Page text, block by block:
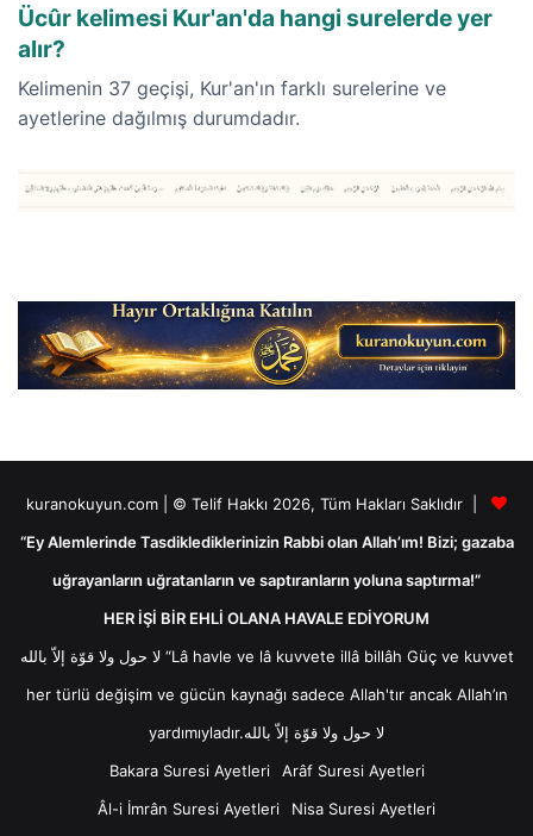
Ücûr kelimesi Kur'an'da hangi surelerde yer
alır?
Kelimenin 37 geçişi, Kur'an'ın farklı surelerine ve
ayetlerine dağılmış durumdadır.
kuranokuyun.com | © Telif Hakkı 2026, Tüm Hakları Saklıdır |
“Ey Alemlerinde Tasdiklediklerinizin Rabbi olan Allah’ım! Bizi; gazaba
uğrayanların uğratanların ve saptıranların yoluna saptırma!”
HER İŞİ BİR EHLİ OLANA HAVALE EDİYORUM
لا حول ولا قوّة إلاّ بالله “Lâ havle ve lâ kuvvete illâ billâh Güç ve kuvvet
her türlü değişim ve gücün kaynağı sadece Allah'tır ancak Allah’ın
yardımıyladır.لا حول ولا قوّة إلاّ بالله
Bakara Suresi Ayetleri
Arâf Suresi Ayetleri
Âl-i İmrân Suresi Ayetleri
Nisa Suresi Ayetleri